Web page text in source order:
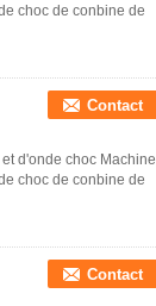
choc de conbine de
Contact
d'onde choc Machine
choc de conbine de
Contact